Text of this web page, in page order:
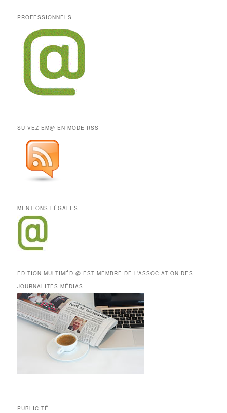
PROFESSIONNELS
SUIVEZ EM@ EN MODE RSS
MENTIONS LÉGALES
EDITION MULTIMÉDI@ EST MEMBRE DE L’ASSOCIATION DES
JOURNALITES MÉDIAS
PUBLICITÉ